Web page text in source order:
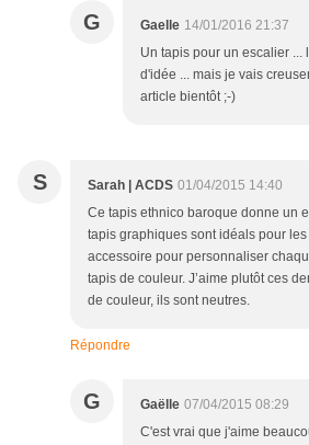
G Gaelle 14/01/2016 21:37
Un tapis pour un escalier ...
d'idée ... mais je vais
article bientôt ;-)
S Sarah | ACDS 01/04/2015 14:40
Ce tapis ethnico baroque donne un
tapis graphiques sont idéals pour
accessoire pour personnaliser
tapis de couleur. J’aime plutôt ces
de couleur, ils sont neutres.
Répondre
G Gaëlle 07/04/2015 08:29
C'est vrai que j'aime